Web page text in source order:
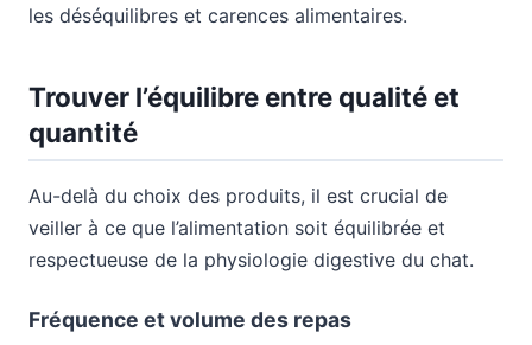
les déséquilibres et carences alimentaires.
Trouver l’équilibre entre qualité et
quantité
Au-delà du choix des produits, il est crucial de
veiller à ce que l’alimentation soit équilibrée et
respectueuse de la physiologie digestive du chat.
Fréquence et volume des repas